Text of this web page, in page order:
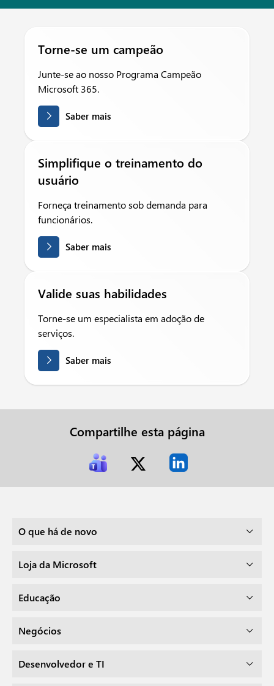
Torne-se um campeão
Junte-se ao nosso Programa Campeão
Microsoft 365.
Saber mais
Simplifique o treinamento do
usuário
Forneça treinamento sob demanda para
funcionários.
Saber mais
Valide suas habilidades
Torne-se um especialista em adoção de
serviços.
Saber mais
Compartilhe esta página
O que há de novo
Loja da Microsoft
Educação
Negócios
Desenvolvedor e TI